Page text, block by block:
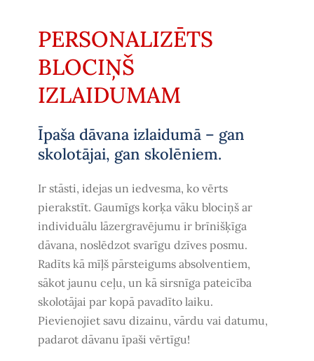
PERSONALIZĒTS
BLOCIŅŠ
IZLAIDUMAM
Īpaša dāvana izlaidumā – gan
skolotājai, gan skolēniem.
Ir stāsti, idejas un iedvesma, ko vērts
pierakstīt. Gaumīgs korķa vāku blociņš ar
individuālu lāzergravējumu ir brīnišķīga
dāvana, noslēdzot svarīgu dzīves posmu.
Radīts kā mīļš pārsteigums absolventiem,
sākot jaunu ceļu, un kā sirsnīga pateicība
skolotājai par kopā pavadīto laiku.
Pievienojiet savu dizainu, vārdu vai datumu,
padarot dāvanu īpaši vērtīgu!